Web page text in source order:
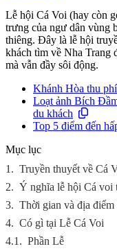
Lễ hội Cá Voi (hay còn
trưng của ngư dân vùng
thiêng. Đây là lễ hội
khách tìm về Nha Trang
mà vẫn đầy sôi động.
Khánh Hòa thu
Loạt ảnh Bích
du khách
Top 5 điểm đến
Mục lục
1. Truyền thuyết về Cá
2. Ý nghĩa lễ hội Cá voi
3. Thời gian và địa
4. Có gì tại Lễ Cá Voi
4.1. Phần Lễ